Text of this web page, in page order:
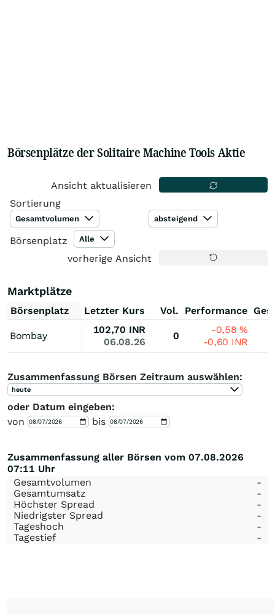
Börsenplätze der Solitaire Machine Tools Aktie
Ansicht aktualisieren
Sortierung
Gesamtvolumen absteigend
Börsenplatz Alle
vorherige Ansicht
Marktplätze
Börsenplatz Letzter Kurs Vol. Performance
Bombay
102,70 INR
06.08.26
0
-0,58%
-0,60 INR
Zusammenfassung Börsen Zeitraum auswählen:
heute
oder Datum eingeben:
von
bis
Zusammenfassung aller Börsen vom 07.08.2026
07:11 Uhr
Gesamtvolumen
-
Gesamtumsatz
-
Höchster Spread
-
Niedrigster Spread
-
Tageshoch
-
Tagestief
-